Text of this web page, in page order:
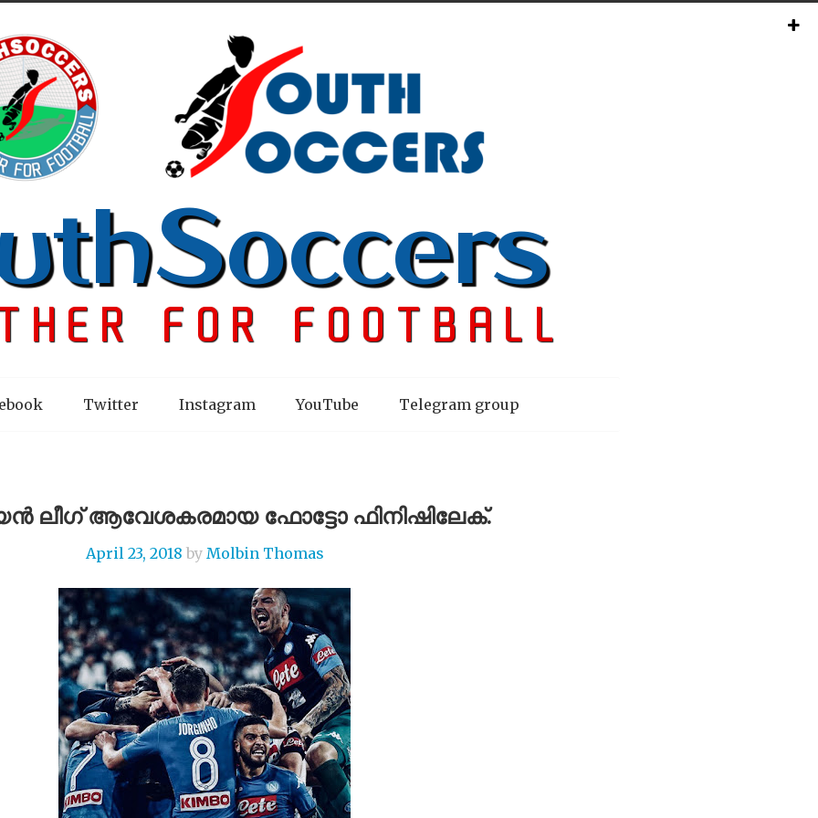
Twitter Instagram YouTube Telegram group
ലീഗ് ആവേശകരമായ ഫോട്ടോ ഫിനിഷിലേക്.
April 23, 2018 by Molbin Thomas